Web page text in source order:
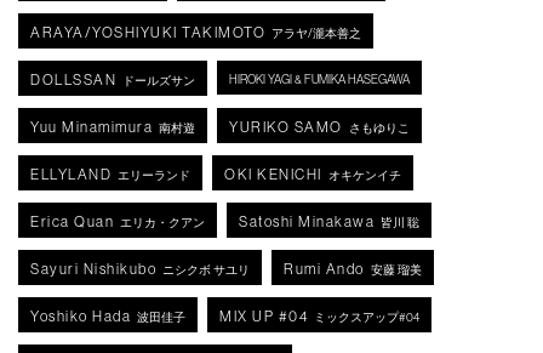
ARAYA/YOSHIYUKI TAKIMOTO アラヤ/瀧本善之
DOLLSSAN ドールズサン HIROKI YAGI & FUMIKA HASEGAWA
Yuu Minamimura 南村遊 YURIKO SAMO さもゆりこ
ELLYLAND エリーランド OKI KENICHI オキケンイチ
Erica Quan エリカ・クアン Satoshi Minakawa 皆川 聡
Sayuri Nishikubo ニシクボ サユリ Rumi Ando 安藤 瑠美
Yoshiko Hada 波田佳子 MIX UP #04 ミックスアップ#04